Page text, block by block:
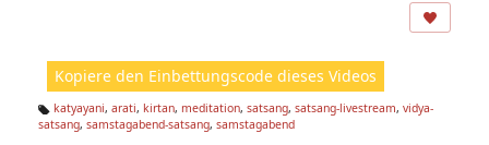
ic
n:
Kopiere den Einbettungscode dieses Videos
Ta
katyayani, arati, kirtan, meditation, satsang, satsang-livestream, vidya-
satsang, samstagabend-satsang, samstagabend